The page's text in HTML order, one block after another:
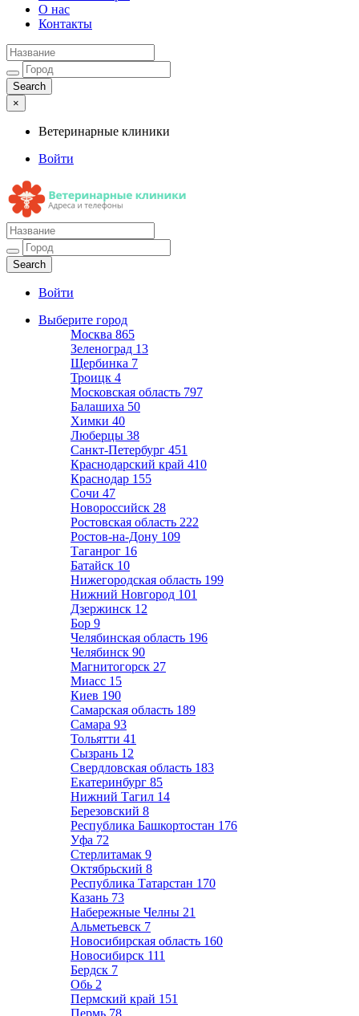
О нас
Контакты
×
Ветеринарные клиники
Войти
Ветеринарные клиники
Адреса и телефоны
Войти
Выберите город
Москва 865
Зеленоград 13
Щербинка 7
Троицк 4
Московская область 797
Балашиха 50
Химки 40
Люберцы 38
Санкт-Петербург 451
Краснодарский край 410
Краснодар 155
Сочи 47
Новороссийск 28
Ростовская область 222
Ростов-на-Дону 109
Таганрог 16
Батайск 10
Нижегородская область 199
Нижний Новгород 101
Дзержинск 12
Бор 9
Челябинская область 196
Челябинск 90
Магнитогорск 27
Миасс 15
Киев 190
Самарская область 189
Самара 93
Тольятти 41
Сызрань 12
Свердловская область 183
Екатеринбург 85
Нижний Тагил 14
Березовский 8
Республика Башкортостан 176
Уфа 72
Стерлитамак 9
Октябрьский 8
Республика Татарстан 170
Казань 73
Набережные Челны 21
Альметьевск 7
Новосибирская область 160
Новосибирск 111
Бердск 7
Обь 2
Пермский край 151
Пермь 78